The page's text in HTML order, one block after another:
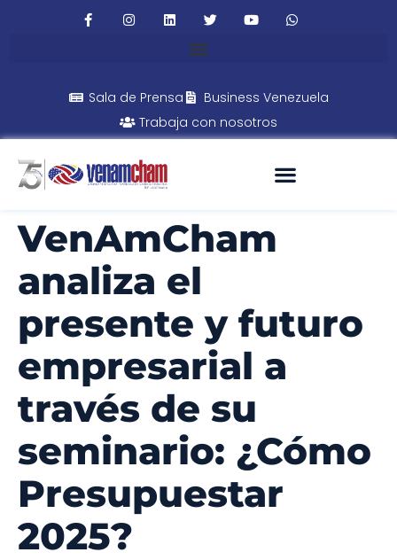
Sala de Prensa
Business Venezuela
Trabaja con nosotros
VenAmCham
analiza el
presente y futuro
empresarial a
través de su
seminario: ¿Cómo
Presupuestar
2025?